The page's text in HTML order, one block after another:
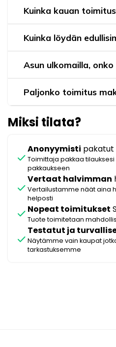
Kuinka kauan
Kuinka löydän
Asun ulkomailla,
Paljonko toimitus
Miksi tilata?
check
Anonyymisti pakatut
Toimittaja pakkaa
pakkaukseen
check
Vertaat halvimman
Vertailustamme näät aina
helposti
check Nopeat toimitukset
Tuote toimitetaan
check
Testatut ja
Näytämme vain kaupat
tarkastuksemme